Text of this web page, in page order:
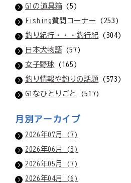
G1の道具箱(5)
Fishing質問コーナー (253)
釣り紀行・・・釣行紀 (304)
日本犬物語(57)
女子野球 (165)
釣り情報や釣りの話題 (573)
G1なひとりごと
(517)
月別アーカイブ
2026年07月 (7)
2026年06月 (3)
2026年05月 (7)
2026年04月 (6)